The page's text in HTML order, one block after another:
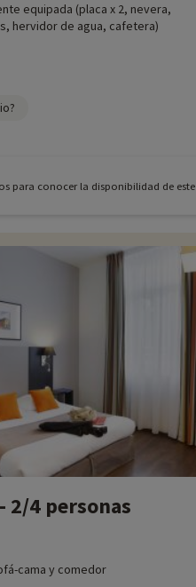
equipada (placa x 2, nevera,
hervidor de agua, cafetera)
para conocer la disponibilidad de
2/4 personas
cama y comedor